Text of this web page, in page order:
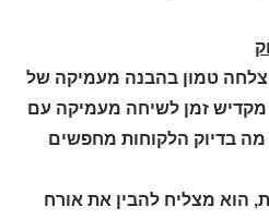
טמון בהבנה מעמיקה של
זמן לשיחה מעמיקה עם
בדיוק הלקוחות מחפשים
הוא מצליח להבין את אורח